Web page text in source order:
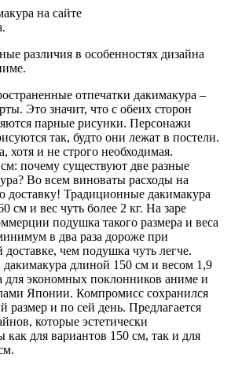
на сайте
различия в особенностях дизайна
отпечатки дакимакура –
Это значит, что с обеих сторон
парные рисунки. Персонажи
так, будто они лежат в постели.
хотя и не строго необходимая.
почему существуют две разные
Во всем виноваты расходы на
доставку! Традиционные дакимакура
см и вес чуть более 2 кг. На заре
подушка такого размера и веса
в два раза дороже при
чем подушка чуть легче.
длиной 150 см и весом 1,9
для экономных поклонников аниме и
Японии. Компромисс сохранился
размер и по сей день. Предлагается
которые эстетически
как для вариантов 150 см, так и для